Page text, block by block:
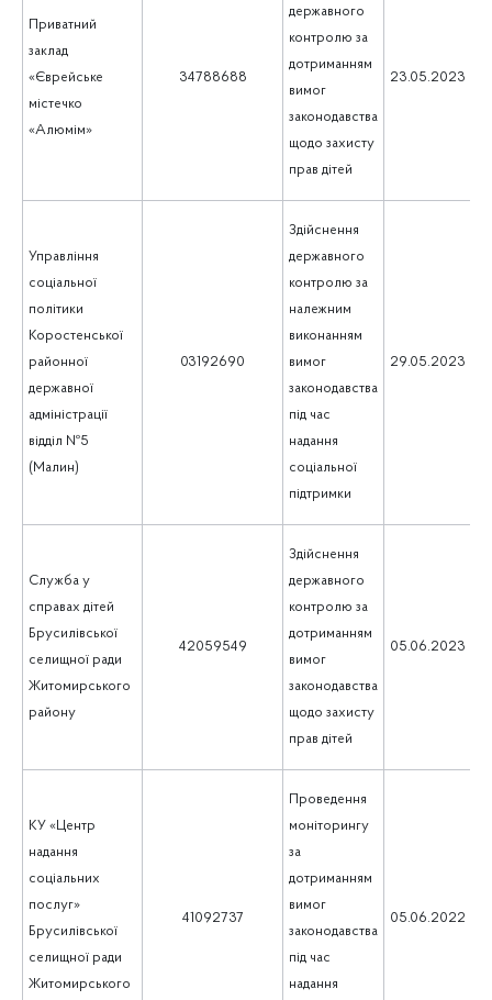
Приватний
заклад
«Єврейське
містечко
«Алюмім»
34788688
державного
контролю за
дотриманням
вимог
законодавства
щодо захисту
прав дітей
23.05.2023
Управління
соціальної
політики
Коростенської
районної
державної
адміністрації
відділ №5
(Малин)
03192690
Здійснення
державного
контролю за
належним
виконанням
вимог
законодавства
під час
надання
соціальної
підтримки
29.05.2023
Служба у
справах дітей
Брусилівської
селищної ради
Житомирського
району
42059549
Здійснення
державного
контролю за
дотриманням
вимог
законодавства
щодо захисту
прав дітей
05.06.2023
КУ «Центр
надання
соціальних
послуг»
Брусилівської
селищної ради
Житомирського
41092737
Проведення
моніторингу
за
дотриманням
вимог
законодавства
під час
надання
05.06.2022